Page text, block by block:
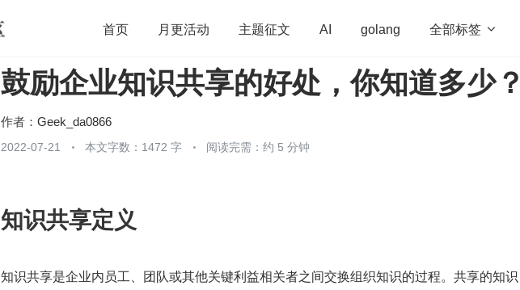
首页 月更活动 主题征文 AI golang 全部标签 
开源 架构 OpenHarmony 算法 学习方法 Web3.0 高效工作
鼓励企业知识共享的好处，你知道多少？
作者： Geek_da0866
2022-07-21 本文字数：1472 字 阅读完需：约 5 分钟
知识共享定义
知识共享是企业内员工、团队或其他关键利益相关者之间交换组织知识的过程。共享的知识